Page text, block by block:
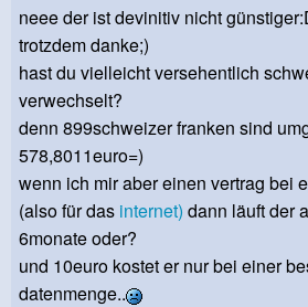
neee der ist devinitiv nicht
trotzdem danke;)
hast du vielleicht versehentlich
verwechselt?
denn 899schweizer franken sind
578,8011euro=)
wenn ich mir aber einen vertrag bei
(also für das internet) dann läuft der
6monate oder?
und 10euro kostet er nur bei einer
datenmenge..